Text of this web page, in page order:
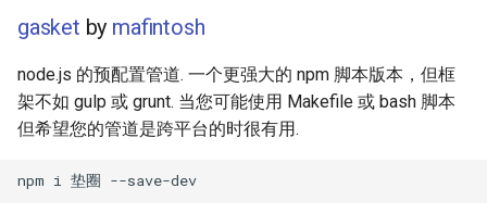
Dev Fun
gasket by mafintosh
node.js 的预配置管道. 一个更强大的 npm 脚本版本，但框
架不如 gulp 或 grunt. 当您可能使用 Makefile 或 bash 脚本
但希望您的管道是跨平台的时很有用.